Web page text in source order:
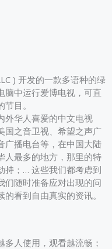
) 开发的一款多语种的绿
脑中运行爱博电视，可直
目。
外华人喜爱的中文电视
国之音卫视、希望之声广
广播电台等，在中国大陆
人最多的地方，那里的特
持；… 这些我们都考虑到
们随时准备应对出现的问
看到自由真实的资讯。
人使用，观看越流畅；